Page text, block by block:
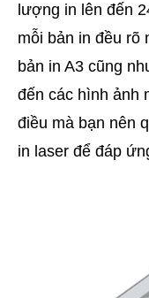
lượng in lên đến
mỗi bản in đều rõ
bản in A3 cũng
đến các hình ảnh
điều mà bạn nên
in laser để đáp